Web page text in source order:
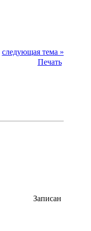
следующая тема »
Печать
Записан